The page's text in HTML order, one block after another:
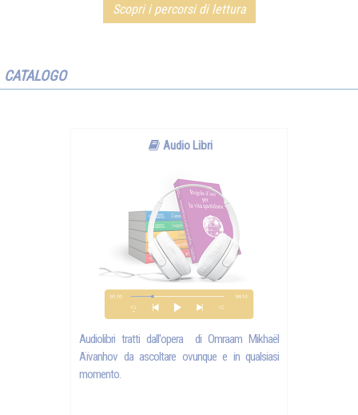
Scopri i percorsi di lettura
CATALOGO
Audio Libri
Audiolibri tratti dall'opera di Omraam Mikhaël
Aïvanhov da ascoltare ovunque e in qualsiasi
momento.